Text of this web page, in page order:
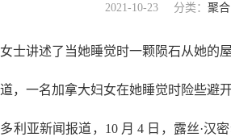
2021-10-23 分类： 聚合
士讲述了当她睡觉时一颗陨石从她的
，一名加拿大妇女在她睡觉时险些避
利亚新闻报道，10 月 4 日，露丝·汉